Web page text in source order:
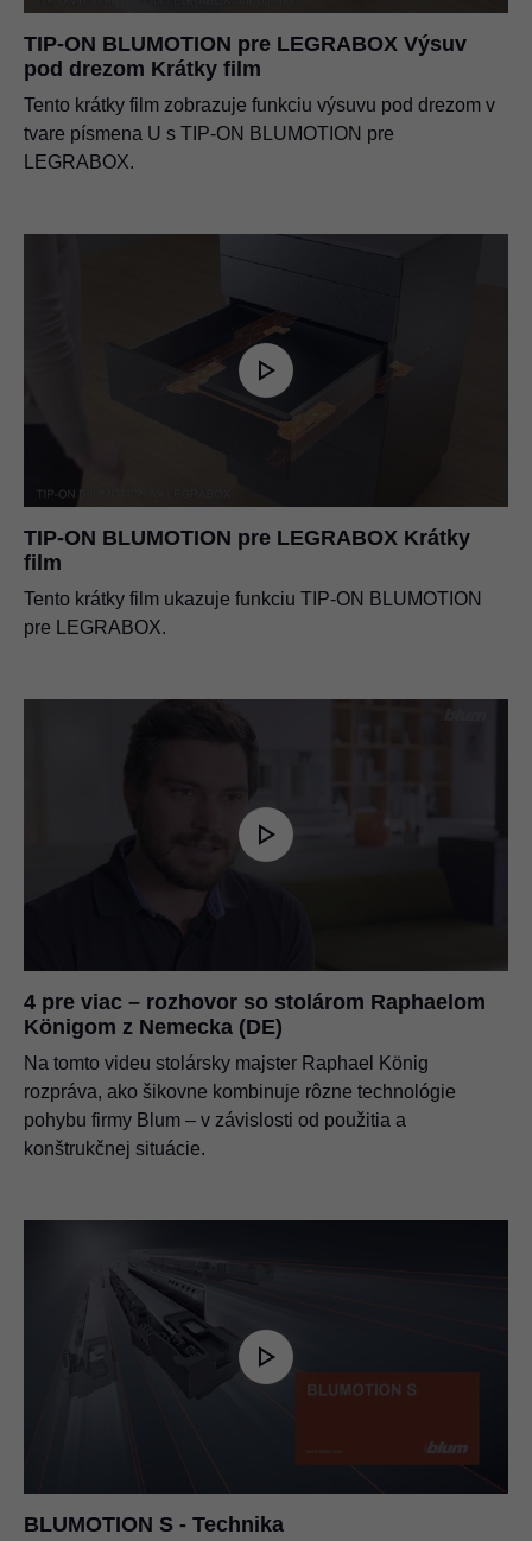
TIP-ON BLUMOTION pre LEGRABOX Výsuv
pod drezom Krátky film
Tento krátky film zobrazuje funkciu výsuvu pod drezom v
tvare písmena U s TIP-ON BLUMOTION pre
LEGRABOX.
TIP-ON BLUMOTION pre LEGRABOX Krátky
film
Tento krátky film ukazuje funkciu TIP-ON BLUMOTION
pre LEGRABOX.
4 pre viac – rozhovor so stolárom Raphaelom
Königom z Nemecka (DE)
Na tomto videu stolársky majster Raphael König
rozpráva, ako šikovne kombinuje rôzne technológie
pohybu firmy Blum – v závislosti od použitia a
konštrukčnej situácie.
BLUMOTION S - Technika